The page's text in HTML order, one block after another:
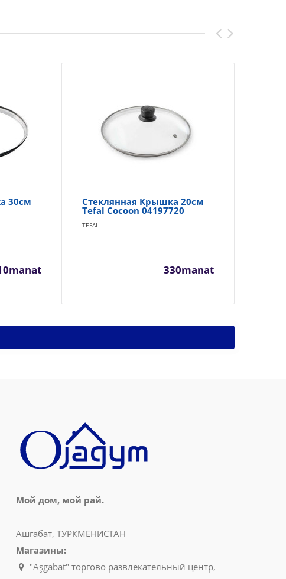
30см Стеклянная Крышка 20см
Tefal Cocoon 04197720
TEFAL
330manat
Мой дом, мой рай.
Ашгабат, ТУРКМЕНИСТАН
Магазины:
"Aşgabat" торгово развлекательный центр,